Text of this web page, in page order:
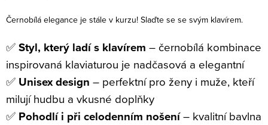
Černobílá elegance je stále v kurzu! Slaďte se se svým klavírem.
✅Styl, který ladí s klavírem – černobílá kombinace
inspirovaná klaviaturou je nadčasová a elegantní
✅ Unisex design – perfektní pro ženy i muže, kteří
milují hudbu a vkusné doplňky
✅ Pohodlí i při celodenním nošení– kvalitní bavlna